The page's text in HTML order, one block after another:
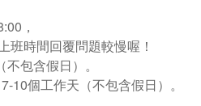
，
班時間回覆問題較慢喔！
包含假日）。
10個工作天（不包含假日）。